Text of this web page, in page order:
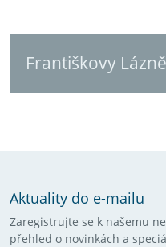
Františkovy
Aktuality do e-mailu
Zaregistrujte se k našemu
přehled o novinkách a